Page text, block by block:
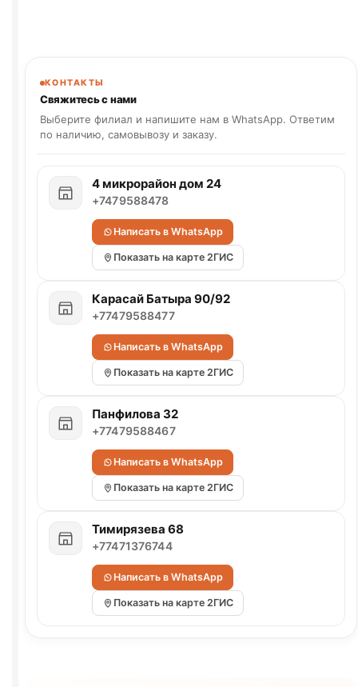
КОНТАКТЫ
Свяжитесь с нами
Выберите филиал и напишите нам в WhatsApp. Ответим
по наличию, самовывозу и заказу.
4 микрорайон дом 24
+7479588478
Написать в WhatsApp
Показать на карте 2ГИС
Карасай Батыра 90/92
+77479588477
Написать в WhatsApp
Показать на карте 2ГИС
Панфилова 32
+77479588467
Написать в WhatsApp
Показать на карте 2ГИС
Тимирязева 68
+77471376744
Написать в WhatsApp
Показать на карте 2ГИС